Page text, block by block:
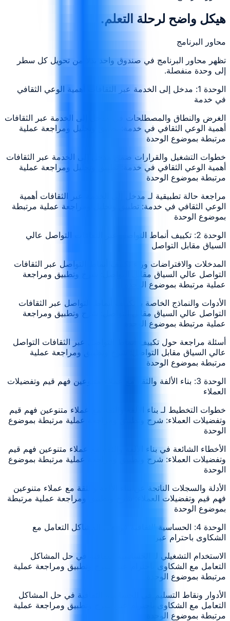
هيكل واضح لرحلة التعلم.
محاور البرنامج
تظهر محاور البرنامج في صندوق واحد بدلاً من تحويل كل سطر
إلى وحدة منفصلة.
الوحدة 1: مدخل إلى الخدمة عبر الثقافات أهمية الوعي الثقافي
في خدمة
الغرض والنطاق والمصطلحات في مدخل إلى الخدمة عبر الثقافات
أهمية الوعي الثقافي في خدمة: تطبيق وتحليل ومراجعة عملية
مرتبطة بموضوع الوحدة
خطوات التشغيل والقرارات ضمن مدخل إلى الخدمة عبر الثقافات
أهمية الوعي الثقافي في خدمة: تطبيق وتحليل ومراجعة عملية
مرتبطة بموضوع الوحدة
مراجعة حالة تطبيقية لـ مدخل إلى الخدمة عبر الثقافات أهمية
الوعي الثقافي في خدمة: تطبيق وتحليل ومراجعة عملية مرتبطة
بموضوع الوحدة
الوحدة 2: تكييف أنماط التواصل عبر الثقافات التواصل عالي
السياق مقابل التواصل
المدخلات والافتراضات وراء تكييف أنماط التواصل عبر الثقافات
التواصل عالي السياق مقابل التواصل: شرح وتطبيق ومراجعة
عملية مرتبطة بموضوع الوحدة
الأدوات والنماذج الخاصة بـ تكييف أنماط التواصل عبر الثقافات
التواصل عالي السياق مقابل التواصل: شرح وتطبيق ومراجعة
عملية مرتبطة بموضوع الوحدة
أسئلة مراجعة حول تكييف أنماط التواصل عبر الثقافات التواصل
عالي السياق مقابل التواصل: شرح وتطبيق ومراجعة عملية
مرتبطة بموضوع الوحدة
الوحدة 3: بناء الألفة والثقة مع عملاء متنوعين فهم قيم وتفضيلات
العملاء
خطوات التخطيط لـ بناء الألفة والثقة مع عملاء متنوعين فهم قيم
وتفضيلات العملاء: شرح وتطبيق ومراجعة عملية مرتبطة بموضوع
الوحدة
الأخطاء الشائعة في بناء الألفة والثقة مع عملاء متنوعين فهم قيم
وتفضيلات العملاء: شرح وتطبيق ومراجعة عملية مرتبطة بموضوع
الوحدة
الأدلة والسجلات الناتجة عن بناء الألفة والثقة مع عملاء متنوعين
فهم قيم وتفضيلات العملاء: شرح وتطبيق ومراجعة عملية مرتبطة
بموضوع الوحدة
الوحدة 4: الحساسية الثقافية في حل المشاكل التعامل مع
الشكاوى باحترام عبر
الاستخدام التشغيلي لـ الحساسية الثقافية في حل المشاكل
التعامل مع الشكاوى باحترام عبر: شرح وتطبيق ومراجعة عملية
مرتبطة بموضوع الوحدة
الأدوار ونقاط التسليم في الحساسية الثقافية في حل المشاكل
التعامل مع الشكاوى باحترام عبر: شرح وتطبيق ومراجعة عملية
مرتبطة بموضوع الوحدة